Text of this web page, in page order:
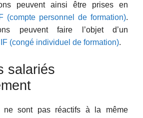
peuvent ainsi être prises en
(compte personnel de formation).
peuvent faire l’objet d’un
(congé individuel de formation).
salariés
ne sont pas réactifs à la même